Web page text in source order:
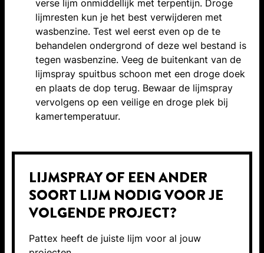
verse lijm onmiddellijk met terpentijn. Droge
lijmresten kun je het best verwijderen met
wasbenzine. Test wel eerst even op de te
behandelen ondergrond of deze wel bestand is
tegen wasbenzine. Veeg de buitenkant van de
lijmspray spuitbus schoon met een droge doek
en plaats de dop terug. Bewaar de lijmspray
vervolgens op een veilige en droge plek bij
kamertemperatuur.
LIJMSPRAY OF EEN ANDER
SOORT LIJM NODIG VOOR JE
VOLGENDE PROJECT?
Pattex heeft de juiste lijm voor al jouw